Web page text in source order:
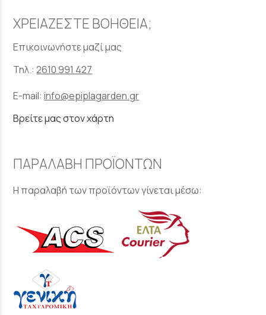
ΧΡΕΙΑΖΕΣΤΕ ΒΟΗΘΕΙΑ;
Επικοινωνήστε μαζί μας
Τηλ.:2610 991 427
E-mail:info@epiplagarden.gr
Βρείτε μας στον χάρτη
ΠΑΡΑΛΑΒΗ ΠΡΟΪΟΝΤΩΝ
Η παραλαβή των προϊόντων γίνεται μέσω: